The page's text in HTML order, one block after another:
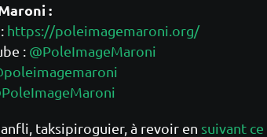
:
https://poleimagemaroni.org/
: @PoleImageMaroni
taksipiroguier, à revoir en suivant